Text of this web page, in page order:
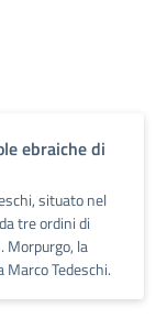
ebraiche di
situato nel
tre ordini di
Morpurgo, la
Marco Tedeschi.